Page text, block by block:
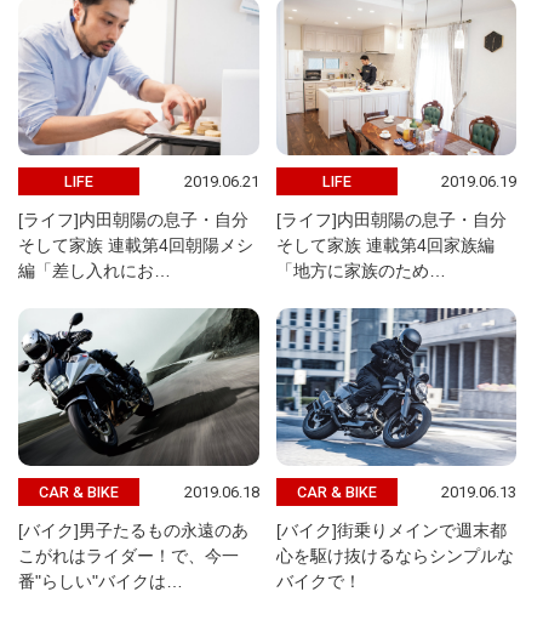
LIFE 2019.06.21
[ライフ]内田朝陽の息子・自分
そして家族 連載第4回朝陽メシ
編「差し入れにお…
LIFE 2019.06.19
[ライフ]内田朝陽の息子・自分
そして家族 連載第4回家族編
「地方に家族のため…
CAR & BIKE 2019.06.18
[バイク]男子たるもの永遠のあ
こがれはライダー！で、今一
番"らしい"バイクは…
CAR & BIKE 2019.06.13
[バイク]街乗りメインで週末都
心を駆け抜けるならシンプルな
バイクで！